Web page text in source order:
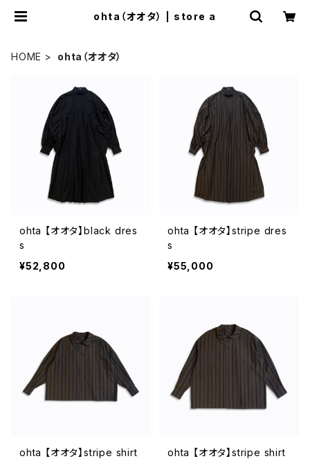
ohta（オオタ） | store a
HOME ohta（オオタ）
ohta 【オオタ】black dres
s
¥52,800
ohta 【オオタ】stripe dres
s
¥55,000
ohta 【オオタ】stripe shirt
ohta 【オオタ】stripe shirt